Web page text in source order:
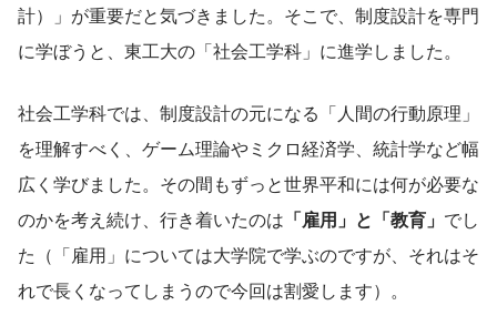
計）」が重要だと気づきました。そこで、制度設計を専門
に学ぼうと、東工大の「社会工学科」に進学しました。
社会工学科では、制度設計の元になる「人間の行動原理」
を理解すべく、ゲーム理論やミクロ経済学、統計学など幅
広く学びました。その間もずっと世界平和には何が必要な
のかを考え続け、行き着いたのは 「雇用」と「教育」 でし
た（「雇用」については大学院で学ぶのですが、それはそ
れで長くなってしまうので今回は割愛します）。